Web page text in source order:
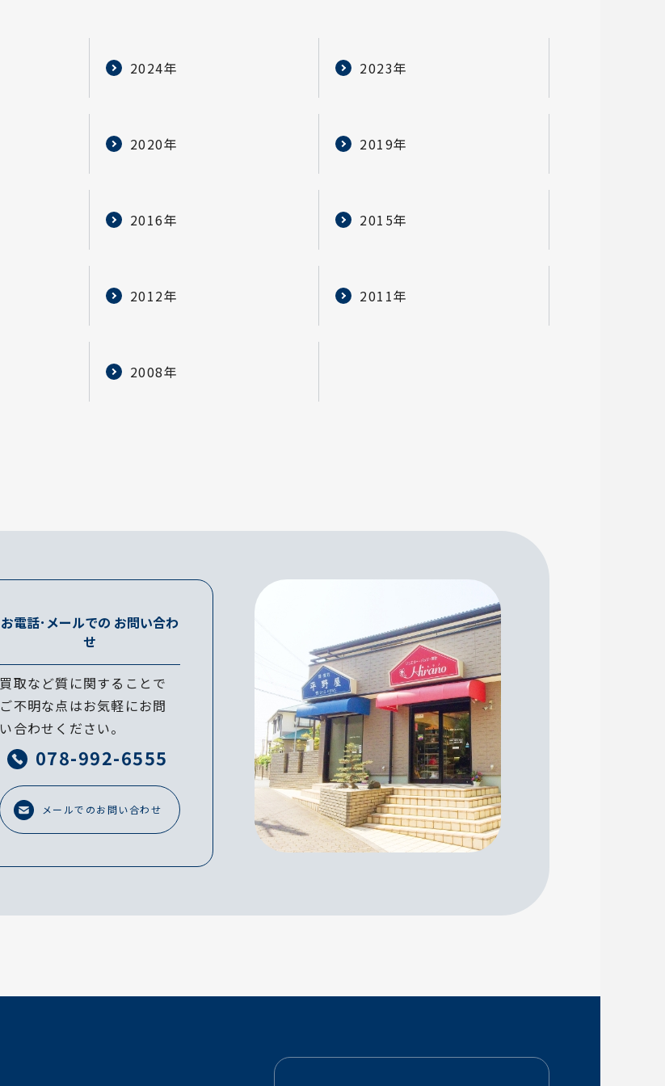
2024年 2023年
2020年 2019年
2016年 2015年
2012年 2011年
2008年
お電話･メールでの お問い合わ
せ
買取など質に関することで
ご不明な点はお気軽にお問
い合わせください。
078-992-6555
メールでのお問い合わせ